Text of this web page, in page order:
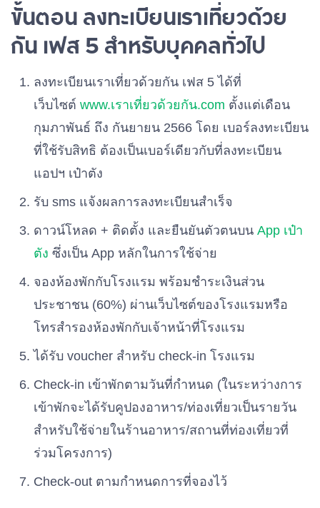
ขั้นตอน ลงทะเบียนเราเที่ยวด้วย
กัน เฟส 5 สำหรับบุคคลทั่วไป
ลงทะเบียนเราเที่ยวด้วยกัน เฟส 5 ได้ที่
เว็บไซต์ www.เราเที่ยวด้วยกัน.com ตั้งแต่เดือน
กุมภาพันธ์ ถึง กันยายน 2566 โดย เบอร์ลงทะเบียน
ที่ใช้รับสิทธิ ต้องเป็นเบอร์เดียวกับที่ลงทะเบียน
แอปฯ เป๋าตัง
รับ sms แจ้งผลการลงทะเบียนสำเร็จ
ดาวน์โหลด + ติดตั้ง และยืนยันตัวตนบน App เป๋า
ตัง ซึ่งเป็น App หลักในการใช้จ่าย
จองห้องพักกับโรงแรม พร้อมชำระเงินส่วน
ประชาชน (60%) ผ่านเว็บไซต์ของโรงแรมหรือ
โทรสำรองห้องพักกับเจ้าหน้าที่โรงแรม
ได้รับ voucher สำหรับ check-in โรงแรม
Check-in เข้าพักตามวันที่กำหนด (ในระหว่างการ
เข้าพักจะได้รับคูปองอาหาร/ท่องเที่ยวเป็นรายวัน
สำหรับใช้จ่ายในร้านอาหาร/สถานที่ท่องเที่ยวที่
ร่วมโครงการ)
Check-out ตามกำหนดการที่จองไว้